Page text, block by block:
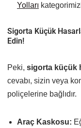
Yolları
Sigorta Küçük
Edin!
Peki, sigorta küçük
cevabı, sizin veya
poliçelerine bağlıdır.
Araç Kaskosu: